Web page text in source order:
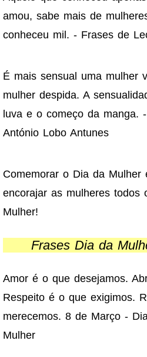
amou, sabe mais de
conheceu mil. - Frases de
É mais sensual uma mulher
mulher despida. A
luva e o começo da manga.
António Lobo Antunes
Comemorar o Dia da Mulher
encorajar as mulheres todos
Mulher!
Frases Dia da
Amor é o que desejamos.
Respeito é o que exigimos.
merecemos. 8 de Março -
Mulher